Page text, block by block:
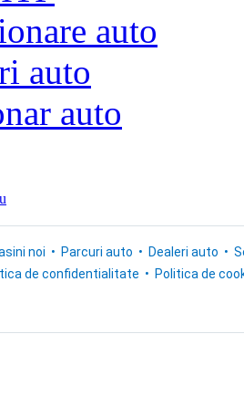
auto
auto
auto
noi Parcuri auto Dealeri auto
de confidentialitate Politica de